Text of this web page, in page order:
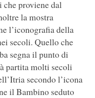
proviene dal
la mostra
l’iconografia della
secoli. Quello che
segna il punto di
partita molti secoli
secondo l’icona
il Bambino seduto